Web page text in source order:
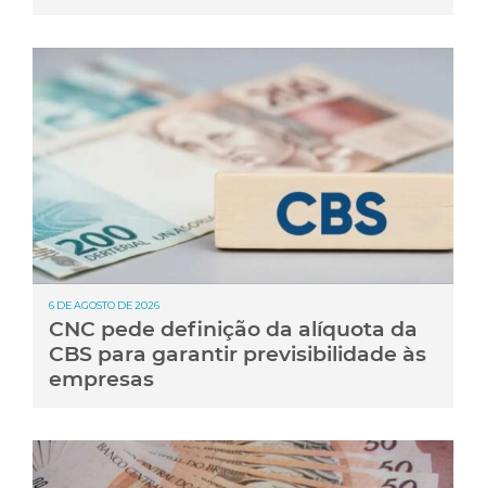
6 DE AGOSTO DE 2026
CNC pede definição da alíquota da
CBS para garantir previsibilidade às
empresas